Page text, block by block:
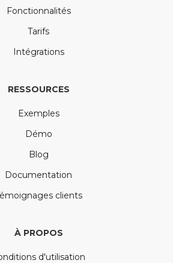
Fonctionnalités
Tarifs
Intégrations
RESSOURCES
Exemples
Démo
Blog
Documentation
clients
À PROPOS
d'utilisation